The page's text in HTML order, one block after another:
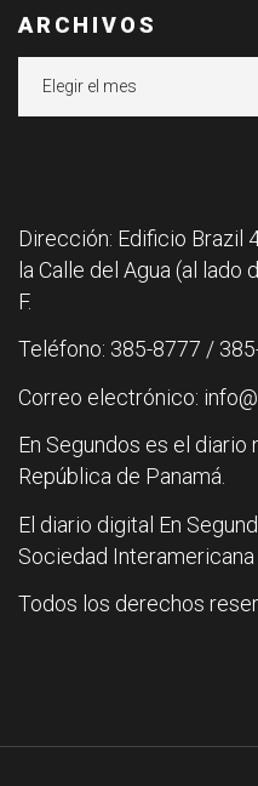
ARCHIVOS
Dirección: Edificio Brazil
la Calle del Agua (al lado
F.
Teléfono: 385-8777 /
Correo electrónico:
En Segundos es el
República de Panamá.
El diario digital En
Sociedad Interamericana
Todos los derechos